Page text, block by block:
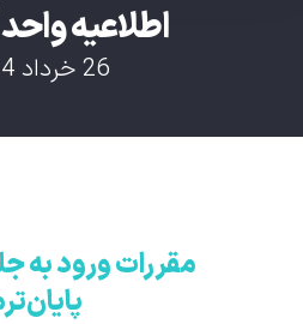
اطلاعیه
26 خرداد 1404
مقررات ورود به